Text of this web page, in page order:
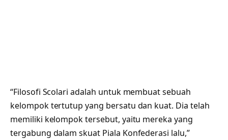
“Filosofi Scolari adalah untuk membuat sebuah
kelompok tertutup yang bersatu dan kuat. Dia telah
memiliki kelompok tersebut, yaitu mereka yang
tergabung dalam skuat Piala Konfederasi lalu,”